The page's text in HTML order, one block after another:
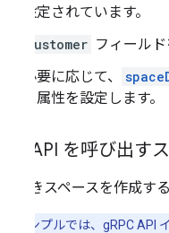
設定されています。
customer フィール
必要に応じて、
ス属性を設定します。
API を呼び出す
前付きスペースを作成す
のサンプルでは、gRPC